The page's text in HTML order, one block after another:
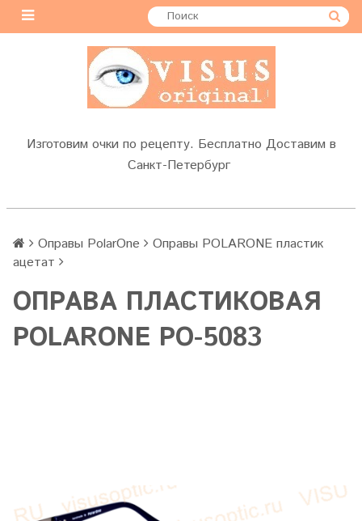
Изготовим очки по рецепту. Бесплатно Доставим в
Санкт-Петербург
Оправы PolarOne
Оправы POLARONE пластик
ацетат
ОПРАВА ПЛАСТИКОВАЯ
POLARONE PO-5083